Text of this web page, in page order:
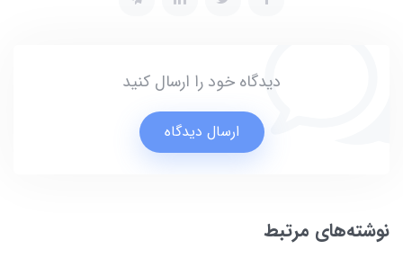
دیدگاه خود را ارسال کنید
ارسال دیدگاه
نوشته‌های مرتبط